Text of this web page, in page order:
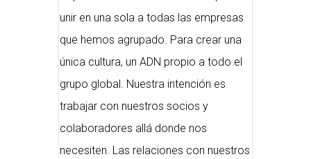
unir en una sola a todas las empresas
que hemos agrupado. Para crear una
única cultura, un ADN propio a todo el
grupo global. Nuestra intención es
trabajar con nuestros socios y
colaboradores allá donde nos
necesiten. Las relaciones con nuestros